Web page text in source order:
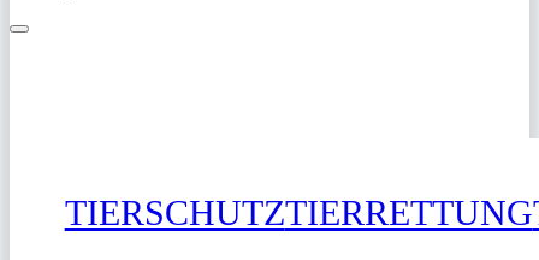
TIERSCHUTZTIERRETTUNG